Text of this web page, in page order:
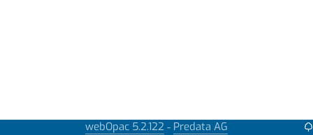
webOpac 5.2.122 - Predata AG